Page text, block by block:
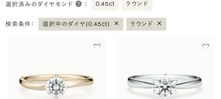
選択済みのダイヤモンド ： 0.45ct ラウンド
検索条件： 選択中のダイヤ(0.45ct) × ラウンド ×